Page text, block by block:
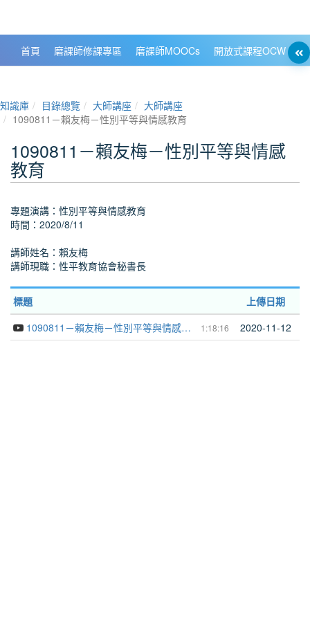
首頁 磨課師修課專區 磨課師MOOCs 開放式課程OCW
知識庫 目錄總覽 大師講座
大師講座
1090811－賴友梅－性別平等與情感教育
1090811－賴友梅－性別平等與情感
教育
專題演講：性別平等與情感教育
時間：2020/8/11
講師姓名：賴友梅
講師現職：性平教育協會秘書長
標題 上傳日期
1:18:16
1090811－賴友梅－性別平等與情感教育 2020-11-12